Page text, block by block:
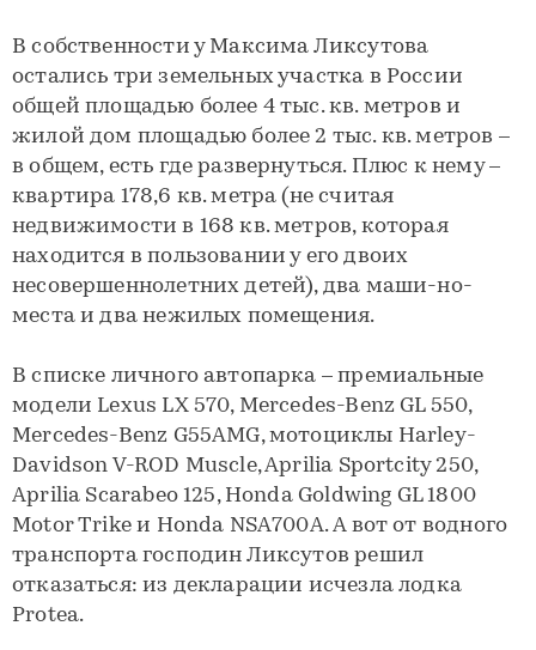
В собственности у Максима Ликсутова
остались три земельных участка в России
общей площадью более 4 тыс. кв. метров и
жилой дом площадью более 2 тыс. кв. метров –
в общем, есть где развернуться. Плюс к нему –
квартира 178,6 кв. метра (не считая
недвижимости в 168 кв. метров, которая
находится в пользовании у его двоих
несовершеннолетних детей), два маши-но-
места и два нежилых помещения.
В списке личного автопарка – премиальные
модели Lexus LX 570, Mercedes-Benz GL 550,
Mercedes-Benz G55AMG, мотоциклы Harley-
Davidson V-ROD Muscle, Aprilia Sportcity 250,
Aprilia Scarabeo 125, Honda Goldwing GL 1800
Motor Trike и Honda NSA700A. А вот от водного
транспорта господин Ликсутов решил
отказаться: из декларации исчезла лодка
Protea.